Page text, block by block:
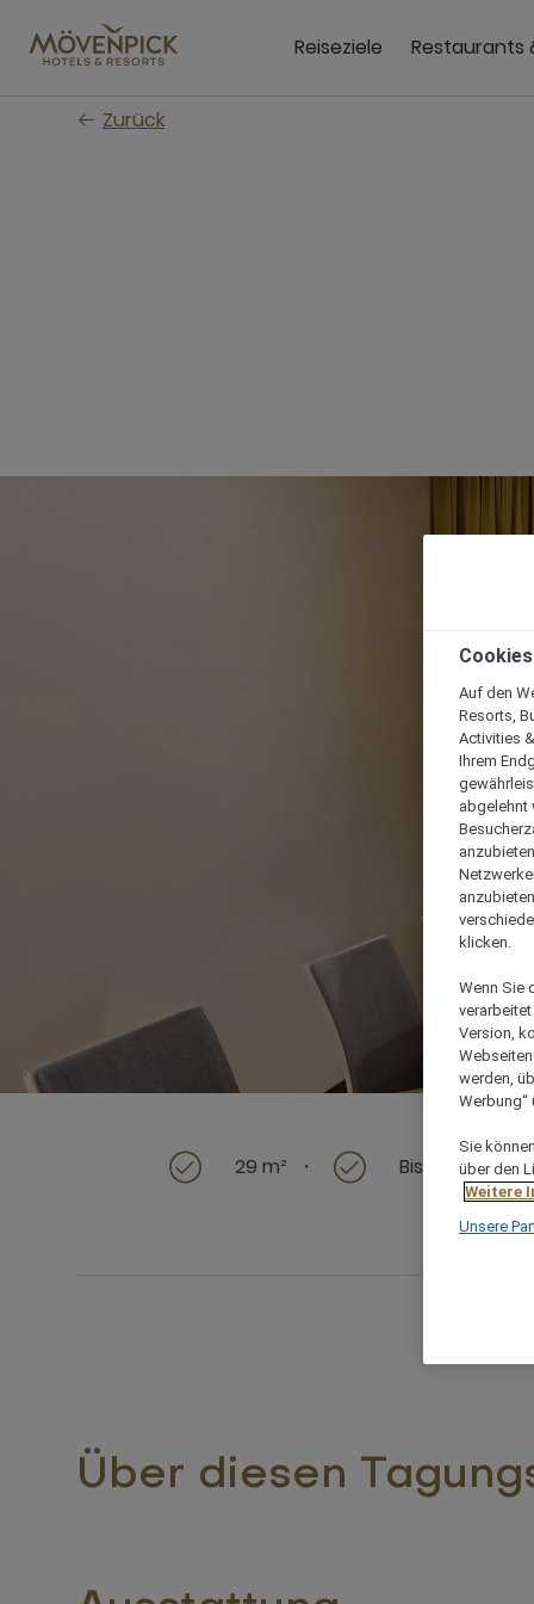
Hauptinhalt
wechseln
Reiseziele Restaurants
Zurück
29 m² Bis zu 12 Gäste
Über diesen
Auf den
Resorts,
Activities
Ihrem
abgelehnt
klicken.
Wenn Sie
Version,
werden,
Werbung“
Sie
über den
Weitere
Unsere